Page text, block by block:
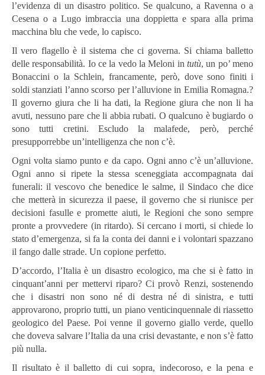
l’evidenza di un disastro politico. Se qualcuno, a Ravenna o a
Cesena o a Lugo imbraccia una doppietta e spara alla prima
macchina blu che vede, lo capisco.
Il vero flagello è il sistema che ci governa. Si chiama balletto
delle responsabilità. Io ce la vedo la Meloni in tutù, un po’ meno
Bonaccini o la Schlein, francamente, però, dove sono finiti i
soldi stanziati l’anno scorso per l’alluvione in Emilia Romagna.?
Il governo giura che li ha dati, la Regione giura che non li ha
avuti, nessuno pare che li abbia rubati. O qualcuno è bugiardo o
sono tutti cretini. Escludo la malafede, però, perché
presupporrebbe un’intelligenza che non c’è.
Ogni volta siamo punto e da capo. Ogni anno c’è un’alluvione.
Ogni anno si ripete la stessa sceneggiata accompagnata dai
funerali: il vescovo che benedice le salme, il Sindaco che dice
che metterà in sicurezza il paese, il governo che si riunisce per
decisioni fasulle e promette aiuti, le Regioni che sono sempre
pronte a provvedere (in ritardo). Si cercano i morti, si chiede lo
stato d’emergenza, si fa la conta dei danni e i volontari spazzano
il fango dalle strade. Un copione perfetto.
D’accordo, l’Italia è un disastro ecologico, ma che si è fatto in
cinquant’anni per mettervi riparo? Ci provò Renzi, sostenendo
che i disastri non sono né di destra né di sinistra, e tutti
approvarono, proprio tutti, un piano venticinquennale di riassetto
geologico del Paese. Poi venne il governo giallo verde, quello
che doveva salvare l’Italia da una crisi devastante, e non s’è fatto
più nulla.
Il risultato è il balletto di cui sopra, indecoroso, e la pena e